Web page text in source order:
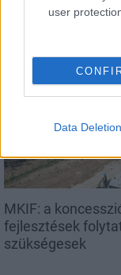
user
Data Deletion
MKIF: a
fejlesztések
szükségesek